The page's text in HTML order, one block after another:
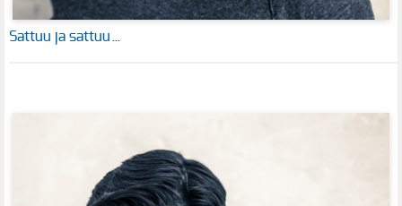
Sattuu ja sattuu…